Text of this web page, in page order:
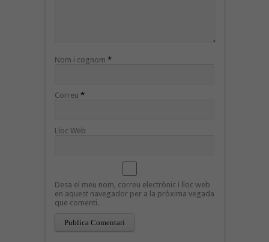
Nom i cognom *
Correu *
Lloc Web
Desa el meu nom, correu electrònic i lloc web
en aquest navegador per a la pròxima vegada
que comenti.